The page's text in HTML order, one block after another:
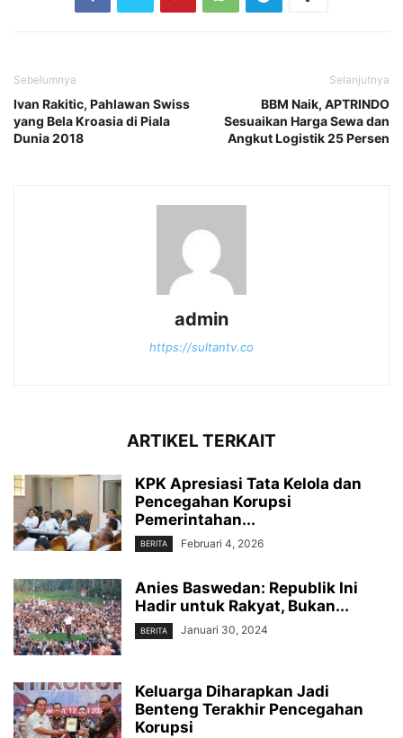
Sebelumnya
Ivan Rakitic, Pahlawan Swiss
yang Bela Kroasia di Piala
Dunia 2018
Selanjutnya
BBM Naik, APTRINDO
Sesuaikan Harga Sewa dan
Angkut Logistik 25 Persen
admin
https://sultantv.co
ARTIKEL TERKAIT
KPK Apresiasi Tata Kelola dan
Pencegahan Korupsi
Pemerintahan...
BERITA Februari 4, 2026
Anies Baswedan: Republik Ini
Hadir untuk Rakyat, Bukan...
BERITA Januari 30, 2024
Keluarga Diharapkan Jadi
Benteng Terakhir Pencegahan
Korupsi